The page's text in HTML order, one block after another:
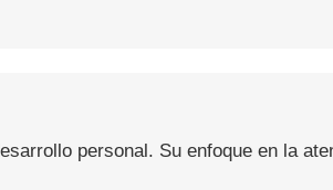
personal. Su enfoque en la